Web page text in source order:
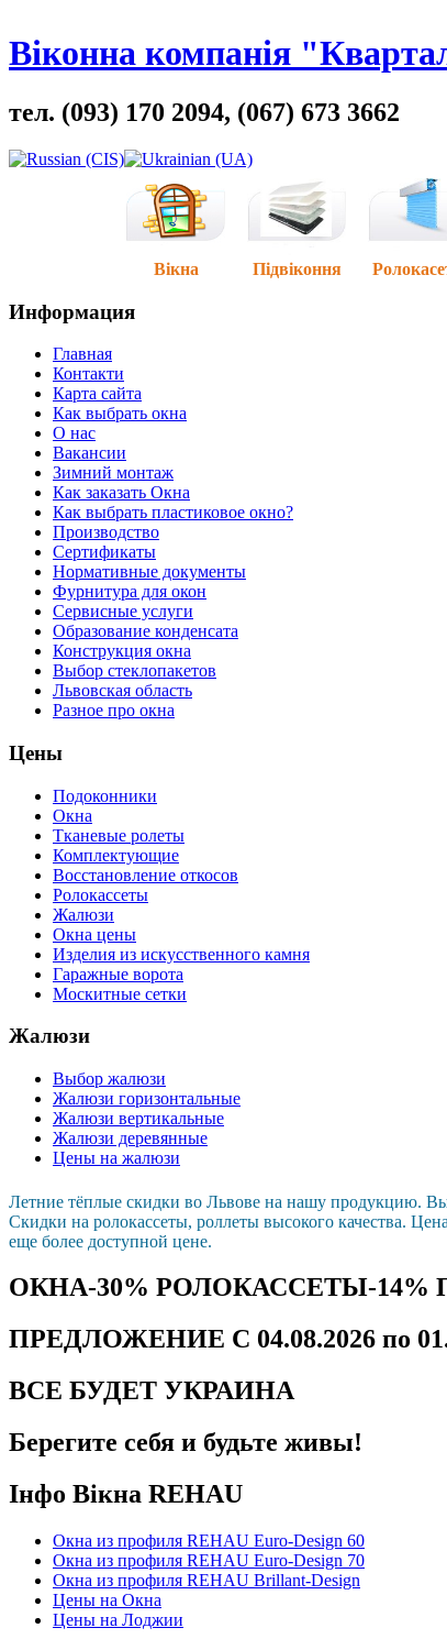
Віконна компанія
тел. (093) 170 2094, (067) 673 3662
Вікна Підвіконня
Информация
Главная
Контакти
Карта сайта
Как выбрать окна
О нас
Вакансии
Зимний монтаж
Как заказать Окна
Как выбрать пластиковое окно?
Производство
Сертификаты
Нормативные документы
Фурнитура для окон
Сервисные услуги
Образование конденсата
Конструкция окна
Выбор стеклопакетов
Львовская область
Разное про окна
Цены
Подоконники
Окна
Тканевые ролеты
Комплектующие
Восстановление откосов
Ролокассеты
Жалюзи
Окна цены
Изделия из искусственного камня
Гаражные ворота
Москитные сетки
Жалюзи
Выбор жалюзи
Жалюзи горизонтальные
Жалюзи вертикальные
Жалюзи деревянные
Цены на жалюзи
Летние тёплые скидки во Львове на нашу продукцию.
Скидки на ролокассеты, роллеты высокого качества.
еще более доступной цене.
ОКНА-30% РОЛОКАССЕТЫ-
ПРЕДЛОЖЕНИЕ С 04.08.2026 по
ВСЕ БУДЕТ УКРАИНА
Берегите себя и будьте живы!
Інфо Вікна REHAU
Окна из профиля REHAU Euro-Design 60
Окна из профиля REHAU Euro-Design 70
Окна из профиля REHAU Brillant-Design
Цены на Окна
Цены на Лоджии